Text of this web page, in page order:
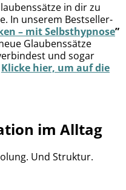
in dir zu
In unserem Bestseller-
– mit Selbsthypnose”
Glaubenssätze
und sogar
Klicke hier, um auf die
im Alltag
Und Struktur.